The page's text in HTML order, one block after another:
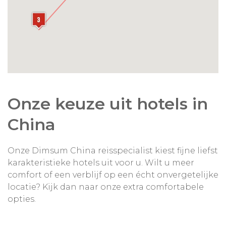
Onze keuze uit hotels in
China
Onze Dimsum China reisspecialist kiest fijne liefst
karakteristieke hotels uit voor u. Wilt u meer
comfort of een verblijf op een écht onvergetelijke
locatie? Kijk dan naar onze extra comfortabele
opties.